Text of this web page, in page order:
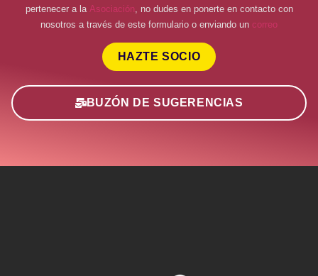
pertenecer a la Asociación , no dudes en ponerte en contacto con
nosotros a través de este formulario o enviando un correo
HAZTE SOCIO
BUZÓN DE SUGERENCIAS